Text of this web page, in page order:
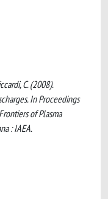
C. (2008).
In Proceedings
of Plasma
: IAEA.